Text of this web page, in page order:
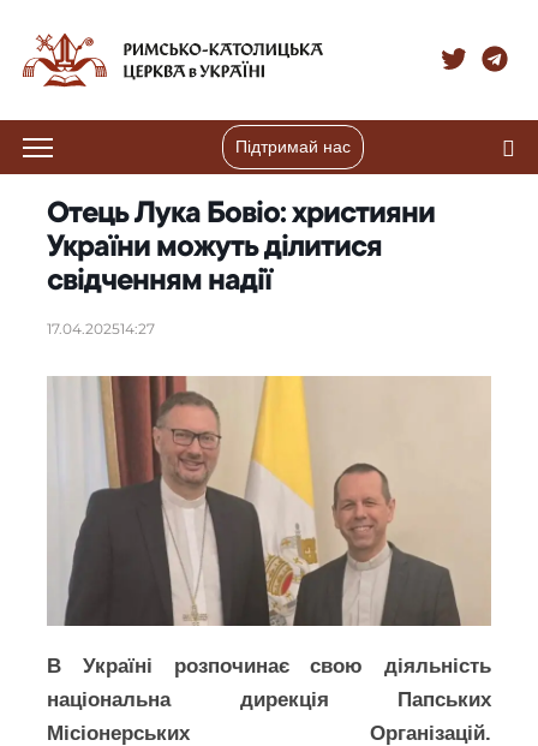
Підтримай нас
Отець Лука Бовіо: християни
України можуть ділитися
свідченням надії
17.04.202514:27
В Україні розпочинає свою діяльність
національна дирекція Папських
Місіонерських Організацій.